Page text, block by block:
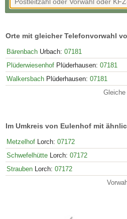
Orte mit gleicher Telefonvorwahl
Bärenbach Urbach: 07181
Plüderwiesenhof Plüderhausen: 07181
Walkersbach Plüderhausen: 07181
Im Umkreis von Eulenhof mit
Metzelhof Lorch: 07172
Schwefelhütte Lorch: 07172
Strauben Lorch: 07172